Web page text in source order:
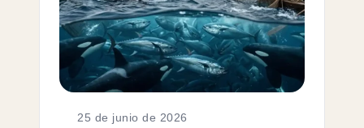
25 de junio de 2026